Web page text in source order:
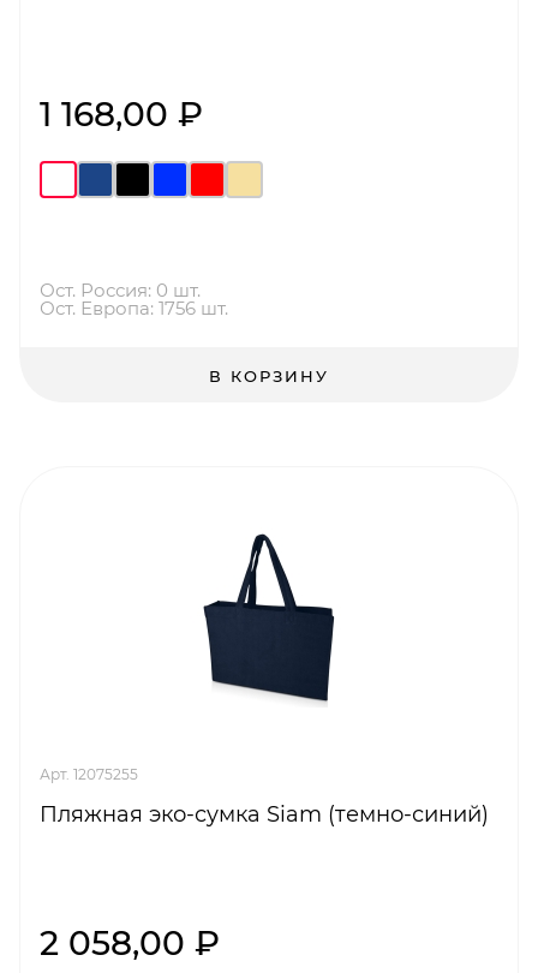
1 168,00 ₽
Ост. Россия: 0 шт.
Ост. Европа: 1756 шт.
В КОРЗИНУ
Арт. 12075255
Пляжная эко-сумка Siam (темно-синий)
2 058,00 ₽